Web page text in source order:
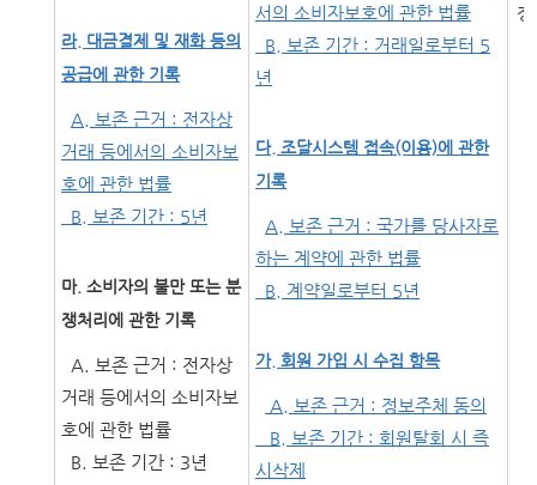
라. 대금결제 및 재화 등의
공급에 관한 기록
A. 보존 근거 : 전자상
거래 등에서의 소비자보
호에 관한 법률
B. 보존 기간 : 5년
마. 소비자의 불만 또는 분
쟁처리에 관한 기록
A. 보존 근거 : 전자상
거래 등에서의 소비자보
호에 관한 법률
B. 보존 기간 : 3년
서의 소비자보호에 관한 법률
B. 보존 기간 : 거래일로부터 5
년
다. 조달시스템 접속(이용)에 관한
기록
A. 보존 근거 : 국가를 당사자로
하는 계약에 관한 법률
B. 계약일로부터 5년
가. 회원 가입 시 수집 항목
A. 보존 근거 : 정보주체 동의
B. 보존 기간 : 회원탈회 시 즉
시삭제
정